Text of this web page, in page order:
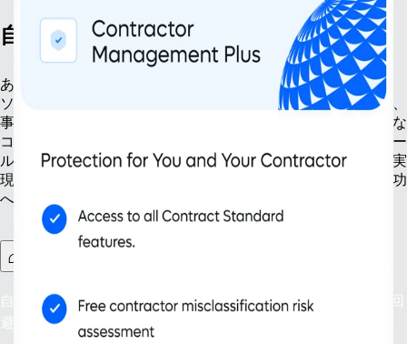
自信を持ってスケールアップ
あらゆる局面で、ビジネスの成長に備えましょう。Remoteの
ソリューションは、新規法人の設立から知的財産の管理まで、
事業拡大を一からサポートします。契約社員の管理や継続的な
コンプライアンス対応など、現在と将来のニーズに応えるツー
ルを活用することで、規模拡大だけでなく、より賢い成長が実
現できます。進化するビジネス環境に対応し、持続可能な成功
への道を切り開きましょう。
自信を持って雇用：200以上の国と地域で誤分類のリスクを回
避しましょう。